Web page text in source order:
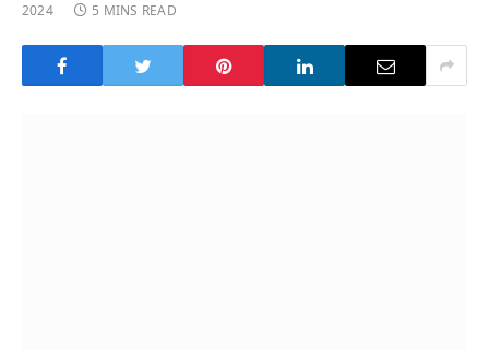
2024
5 MINS READ